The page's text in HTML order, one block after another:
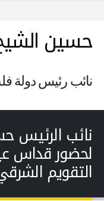
حسين
نائب رئيس دولة
نائب الرئيس
لحضور قداس
التقويم